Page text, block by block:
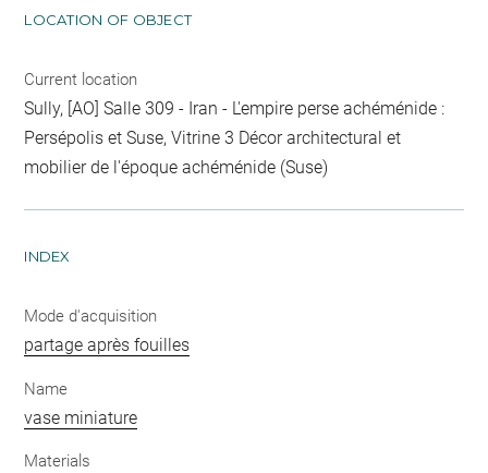
LOCATION OF OBJECT
Current location
Sully, [AO] Salle 309 - Iran - L'empire perse achéménide :
Persépolis et Suse, Vitrine 3 Décor architectural et
mobilier de l'époque achéménide (Suse)
INDEX
Mode d'acquisition
partage après fouilles
Name
vase miniature
Materials